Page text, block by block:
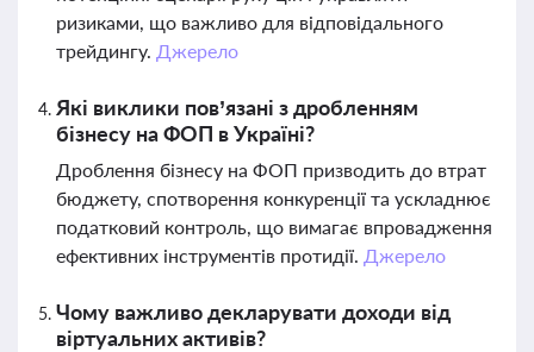
ризиками, що важливо для відповідального
трейдингу. Джерело
Які виклики пов’язані з дробленням
бізнесу на ФОП в Україні?
Дроблення бізнесу на ФОП призводить до втрат
бюджету, спотворення конкуренції та ускладнює
податковий контроль, що вимагає впровадження
ефективних інструментів протидії. Джерело
Чому важливо декларувати доходи від
віртуальних активів?